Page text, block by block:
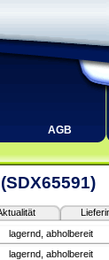
AGB
lagernd, abholbereit
lagernd, abholbereit